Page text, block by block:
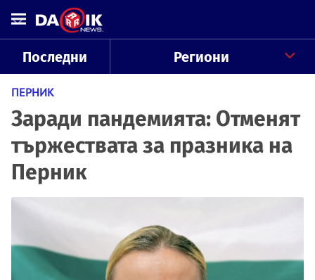
Последни Региони
ПЕРНИК
Заради пандемията: Отменят
тържествата за празника на
Перник